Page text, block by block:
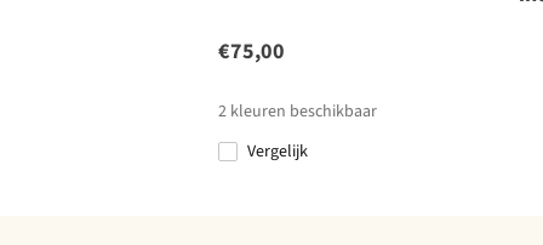
€75,00
2 kleuren beschikbaar
Vergelijk